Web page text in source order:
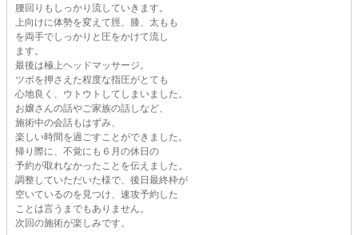
腰回りもしっかり流していきます。
上向けに体勢を変えて脛、膝、太もも
を両手でしっかりと圧をかけて流し
ます。
最後は極上ヘッドマッサージ。
ツボを押さえた程度な指圧がとても
心地良く、ウトウトしてしまいました。
お嬢さんの話やご家族の話しなど、
施術中の会話もはずみ、
楽しい時間を過ごすことができました。
帰り際に、不覚にも６月の休日の
予約が取れなかったことを伝えました。
調整していただいた様で、後日最終枠が
空いているのを見つけ、速攻予約した
ことは言うまでもありません。
次回の施術が楽しみです。